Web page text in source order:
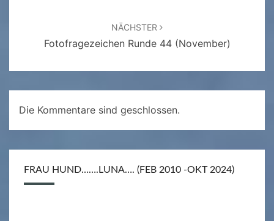
NÄCHSTER
Fotofragezeichen Runde 44 (November)
Die Kommentare sind geschlossen.
FRAU HUND…….LUNA…. (FEB 2010 -OKT 2024)